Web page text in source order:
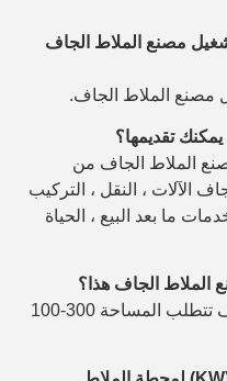
مصنع الملاط الجاف
الملاط الجاف من
الآلات ، النقل ، التركيب
ما بعد البيع ، الحياة
ج: حسب سعة معمل الملاط الجاف تتطلب المساحة 300-100